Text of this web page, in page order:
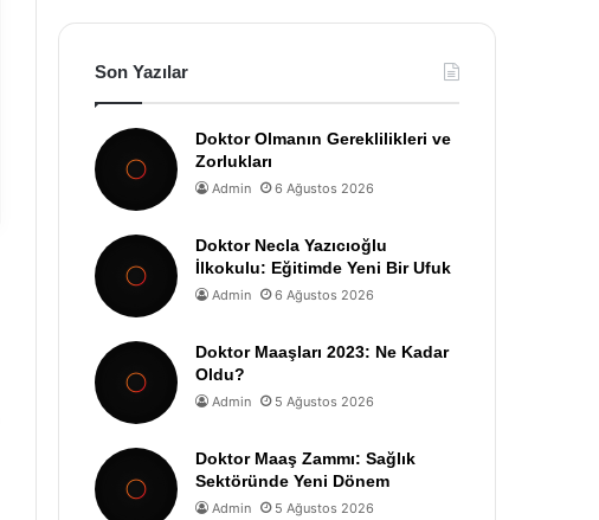
Son Yazılar
Doktor Olmanın Gereklilikleri ve
Zorlukları
Admin 6 Ağustos 2026
Doktor Necla Yazıcıoğlu
İlkokulu: Eğitimde Yeni Bir Ufuk
Admin 6 Ağustos 2026
Doktor Maaşları 2023: Ne Kadar
Oldu?
Admin 5 Ağustos 2026
Doktor Maaş Zammı: Sağlık
Sektöründe Yeni Dönem
Admin 5 Ağustos 2026